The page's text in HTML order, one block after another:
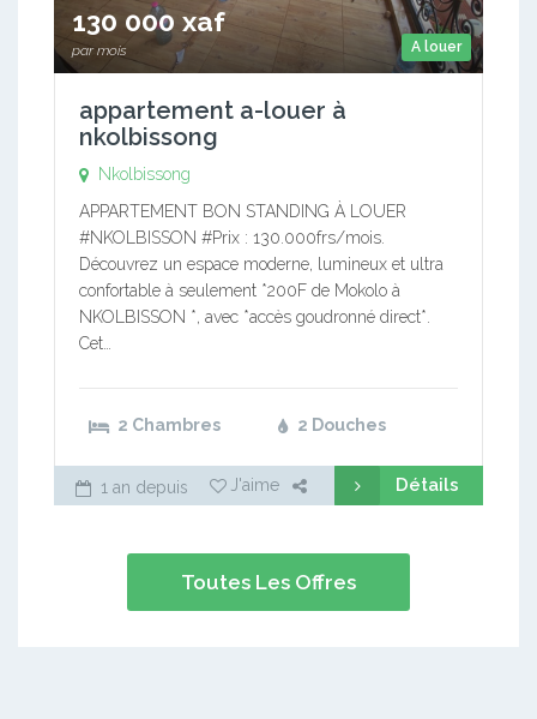
A louer
130 000 xaf
par mois
appartement a-louer à
nkolbissong
Nkolbissong
APPARTEMENT BON STANDING À LOUER
#NKOLBISSON #Prix : 130.000frs/mois.
Découvrez un espace moderne, lumineux et ultra
confortable à seulement *200F de Mokolo à
NKOLBISSON *, avec *accès goudronné direct*.
Cet…
2 Chambres 2 Douches
1 an depuis J'aime Détails
Toutes Les Offres